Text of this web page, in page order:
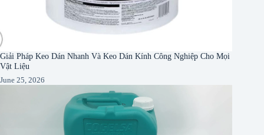
Giải Pháp Keo Dán Nhanh Và Keo Dán Kính Công Nghiệp Cho Mọi
Vật Liệu
June 25, 2026